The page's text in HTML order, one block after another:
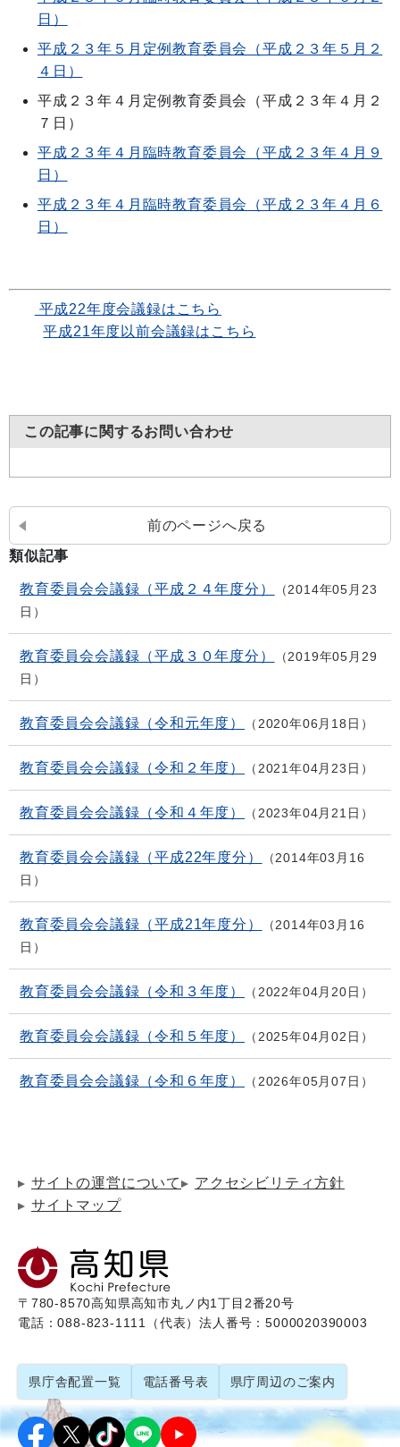
日）
平成２３年５月定例教育委員会（平成２３年５月２
４日）
平成２３年４月定例教育委員会（平成２３年４月２
７日）
平成２３年４月臨時教育委員会（平成２３年４月９
日）
平成２３年４月臨時教育委員会（平成２３年４月６
日）
平成22年度会議録はこちら
平成21年度以前会議録はこちら
この記事に関するお問い合わせ
前のページへ戻る
類似記事
教育委員会会議録（平成２４年度分）
2014年05月23
日
教育委員会会議録（平成３０年度分）
2019年05月29
日
教育委員会会議録（令和元年度） 2020年06月18日
教育委員会会議録（令和２年度） 2021年04月23日
教育委員会会議録（令和４年度） 2023年04月21日
教育委員会会議録（平成22年度分）
2014年03月16
日
教育委員会会議録（平成21年度分）
2014年03月16
日
教育委員会会議録（令和３年度） 2022年04月20日
教育委員会会議録（令和５年度） 2025年04月02日
教育委員会会議録（令和６年度） 2026年05月07日
サイトの運営について
アクセシビリティ方針
サイトマップ
〒780-8570高知県高知市丸ノ内1丁目2番20号
電話：088-823-1111（代表）法人番号：5000020390003
県庁舎配置一覧 電話番号表 県庁周辺のご案内